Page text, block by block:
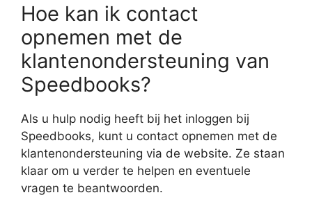
Hoe kan ik contact
opnemen met de
klantenondersteuning van
Speedbooks?
Als u hulp nodig heeft bij het inloggen bij
Speedbooks, kunt u contact opnemen met de
klantenondersteuning via de website. Ze staan
klaar om u verder te helpen en eventuele
vragen te beantwoorden.